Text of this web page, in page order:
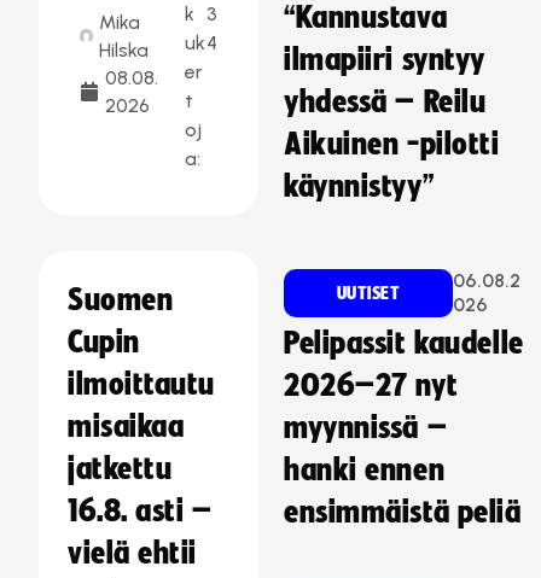
Mika
Hilska
08.08.
2026
k
uk
er
t
oj
a:
3
4
Suomen
Cupin
ilmoittautu
misaikaa
jatkettu
16.8. asti –
vielä ehtii
“Kannustava
ilmapiiri syntyy
yhdessä – Reilu
Aikuinen -pilotti
käynnistyy”
UUTISET
06.08.2
026
Pelipassit kaudelle
2026–27 nyt
myynnissä –
hanki ennen
ensimmäistä peliä